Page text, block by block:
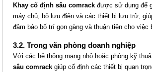
KHAY TRƯỢT SÂU
(CR-ST600)
Khay cố định sâu comrack được sử dụng để
máy chủ, bộ lưu điện và các thiết bị lưu trữ,
đảm bảo bố trí gọn gàng và thuận tiện cho việc
3.2. Trong văn phòng doanh nghiệp
Với các hệ thống mạng nhỏ hoặc phòng kỹ
sâu comrack giúp cố định các thiết bị quan